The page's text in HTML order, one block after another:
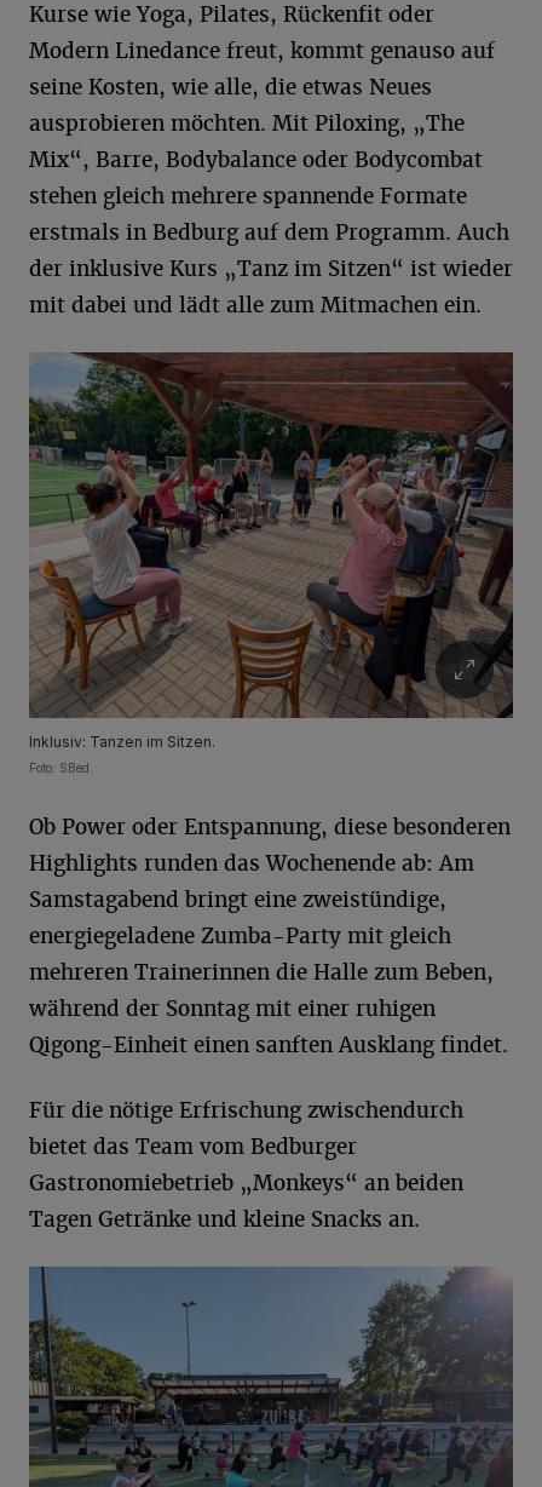
Kurse wie Yoga, Pilates, Rückenfit oder
Modern Linedance freut, kommt genauso auf
seine Kosten, wie alle, die etwas Neues
ausprobieren möchten. Mit Piloxing, „The
Mix“, Barre, Bodybalance oder Bodycombat
stehen gleich mehrere spannende Formate
erstmals in Bedburg auf dem Programm. Auch
der inklusive Kurs „Tanz im Sitzen“ ist wieder
mit dabei und lädt alle zum Mitmachen ein.
Inklusiv: Tanzen im Sitzen.
Foto: SBed.
Ob Power oder Entspannung, diese besonderen
Highlights runden das Wochenende ab: Am
Samstagabend bringt eine zweistündige,
energiegeladene Zumba-Party mit gleich
mehreren Trainerinnen die Halle zum Beben,
während der Sonntag mit einer ruhigen
Qigong-Einheit einen sanften Ausklang findet.
Für die nötige Erfrischung zwischendurch
bietet das Team vom Bedburger
Gastronomiebetrieb „Monkeys“ an beiden
Tagen Getränke und kleine Snacks an.